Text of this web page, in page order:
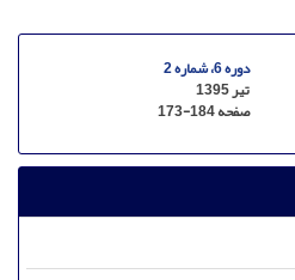
دوره 6، شماره 2
تیر 1395
صفحه173-184